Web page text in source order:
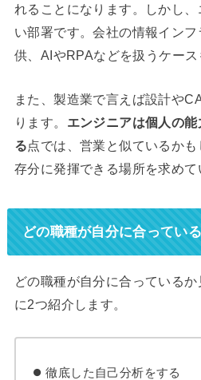
れることになります。しかし
い部署です。会社の情報イン
供、AIやRPAなどを扱うケース
また、製造業で言えば設計や
ります。 エンジニアは個人の
る点では、営業と似ているか
存分に発揮できる場所を求めて
どの職種が自分に合ってい
どの職種が自分に合っている
に2つ紹介します。
徹底した自己分析をする